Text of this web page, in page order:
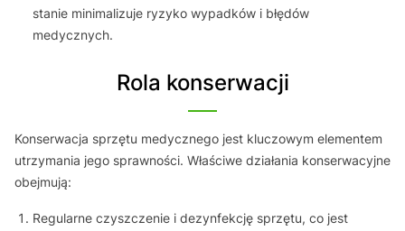
stanie minimalizuje ryzyko wypadków i błędów
medycznych.
Rola konserwacji
Konserwacja sprzętu medycznego jest kluczowym elementem
utrzymania jego sprawności. Właściwe działania konserwacyjne
obejmują:
Regularne czyszczenie i dezynfekcję sprzętu, co jest